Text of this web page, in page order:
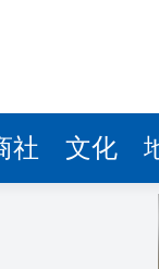
社 文化